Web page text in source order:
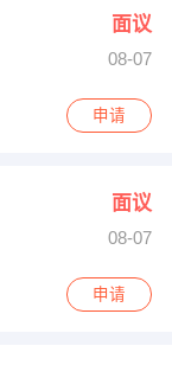
面议
08-07
申请
面议
08-07
申请